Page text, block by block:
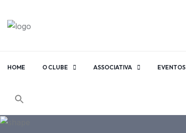
HOME O CLUBE ASSOCIATIVA EVENTOS